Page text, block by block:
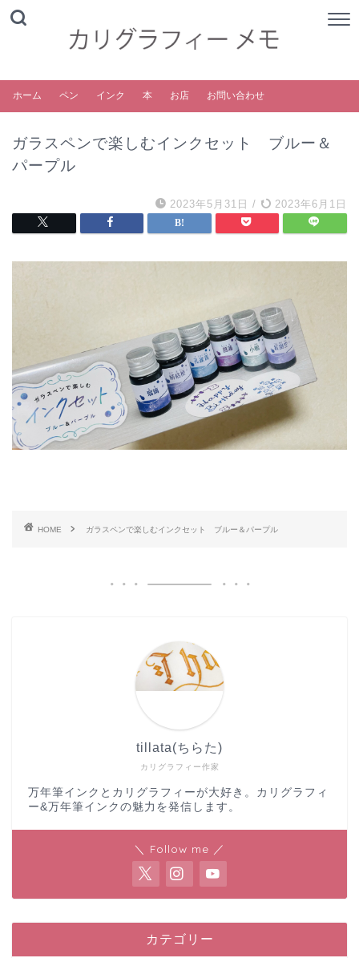
ホーム ペン インク 本 お店 お問い合わせ
ガラスペンで楽しむインクセット ブルー＆
パープル
2023年5月31日 / 2023年6月1日
HOME ガラスペンで楽しむインクセット ブルー＆パープル
カリグラフィー作家
tillata(ちらた)
万年筆インクとカリグラフィーが大好き。カリグラフィ
ー&万年筆インクの魅力を発信します。
＼ Follow me ／
カテゴリー